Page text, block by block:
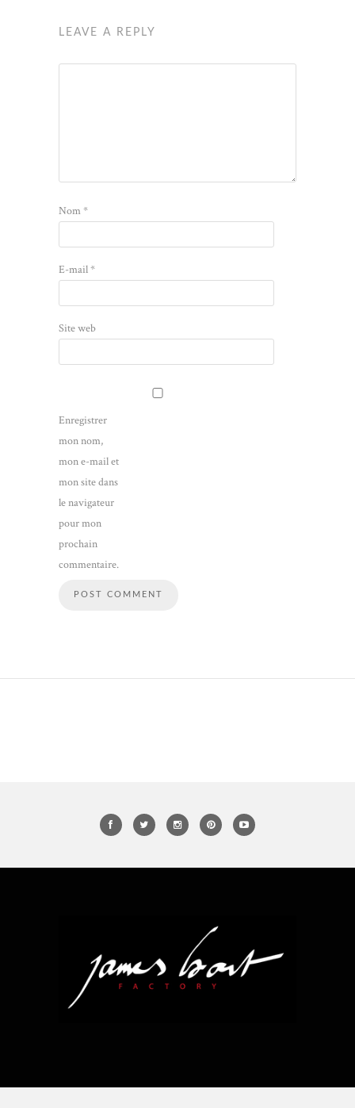
LEAVE A REPLY
Nom*
E-mail*
Site web
Enregistrer
mon nom,
mon e-mail et
mon site dans
le navigateur
pour mon
prochain
commentaire.